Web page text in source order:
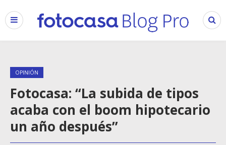
OPINIÓN
Fotocasa: “La subida de tipos
acaba con el boom hipotecario
un año después”